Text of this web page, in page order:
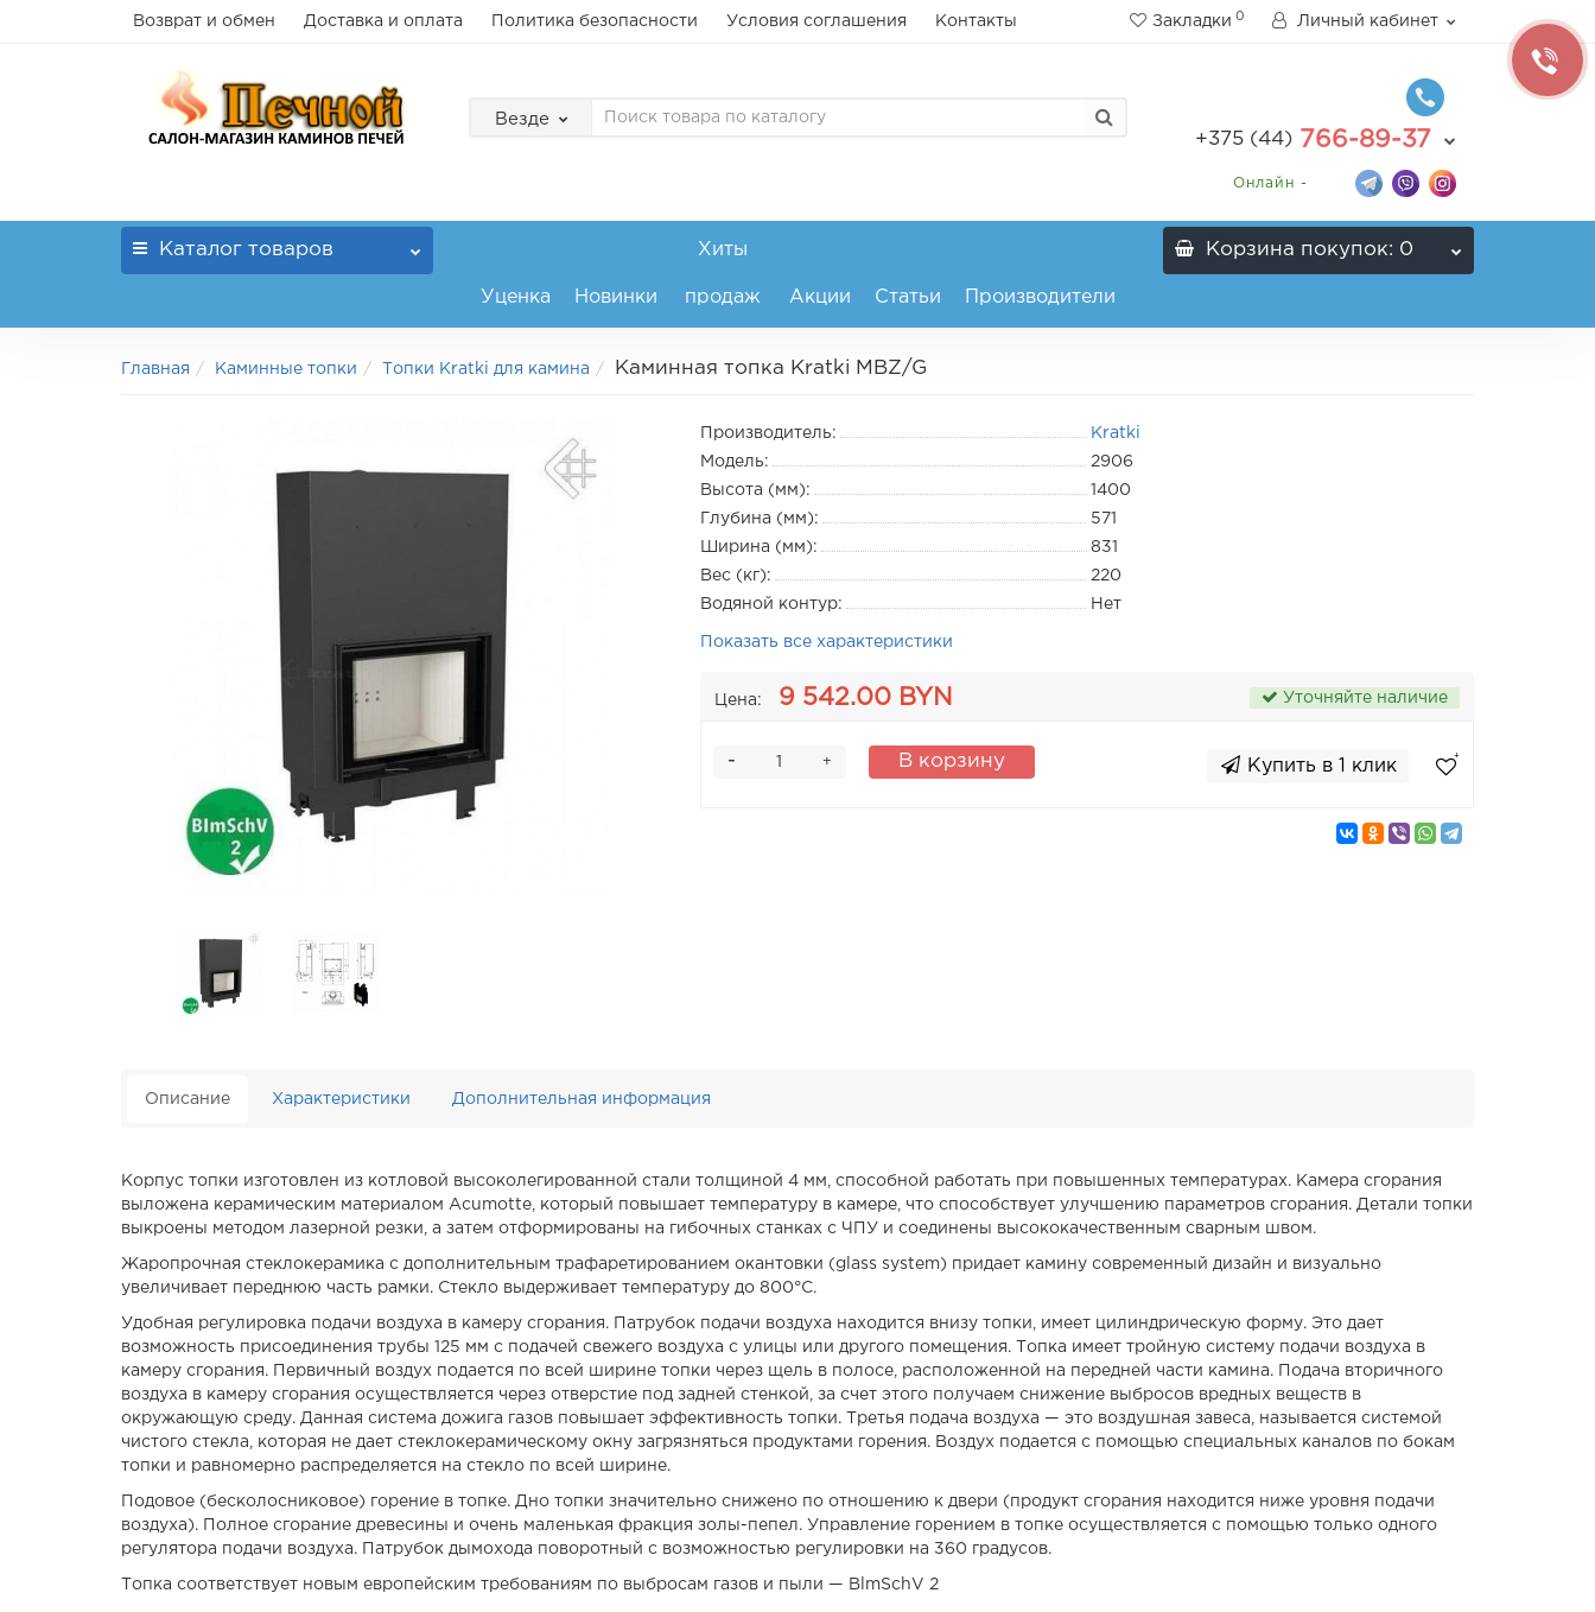
Возврат и обмен Доставка и оплата Политика безопасности Условия соглашения Контакты Закладки 0 Личный кабинет
Везде
+375 (44) 766-89-37
Онлайн -
Каталог товаров
Уценка Новинки
Хиты
продаж Акции Статьи Производители
Корзина покупок: 0
Главная Каминные топки Топки Kratki для камина Каминная топка Kratki MBZ/G
Производитель:
Kratki
Модель:
2906
Высота (мм):
1400
Глубина (мм):
571
Ширина (мм):
831
Вес (кг):
220
Водяной контур:
Нет
Показать все характеристики
Цена: 9 542.00 BYN Уточняйте наличие
+
- В корзину Купить в 1 клик
Описание Характеристики Дополнительная информация
Корпус топки изготовлен из котловой высоколегированной стали толщиной 4 мм, способной работать при повышенных температурах. Камера сгорания
выложена керамическим материалом Acumotte, который повышает температуру в камере, что способствует улучшению параметров сгорания. Детали топки
выкроены методом лазерной резки, а затем отформированы на гибочных станках с ЧПУ и соединены высококачественным сварным швом.
Жаропрочная стеклокерамика с дополнительным трафаретированием окантовки (glass system) придает камину современный дизайн и визуально
увеличивает переднюю часть рамки. Стекло выдерживает температуру до 800°C.
Удобная регулировка подачи воздуха в камеру сгорания. Патрубок подачи воздуха находится внизу топки, имеет цилиндрическую форму. Это дает
возможность присоединения трубы 125 мм с подачей свежего воздуха с улицы или другого помещения. Топка имеет тройную систему подачи воздуха в
камеру сгорания. Первичный воздух подается по всей ширине топки через щель в полосе, расположенной на передней части камина. Подача вторичного
воздуха в камеру сгорания осуществляется через отверстие под задней стенкой, за счет этого получаем снижение выбросов вредных веществ в
окружающую среду. Данная система дожига газов повышает эффективность топки. Третья подача воздуха — это воздушная завеса, называется системой
чистого стекла, которая не дает стеклокерамическому окну загрязняться продуктами горения. Воздух подается с помощью специальных каналов по бокам
топки и равномерно распределяется на стекло по всей ширине.
Подовое (бесколосниковое) горение в топке. Дно топки значительно снижено по отношению к двери (продукт сгорания находится ниже уровня подачи
воздуха). Полное сгорание древесины и очень маленькая фракция золы-пепел. Управление горением в топке осуществляется с помощью только одного
регулятора подачи воздуха. Патрубок дымохода поворотный с возможностью регулировки на 360 градусов.
Топка соответствует новым европейским требованиям по выбросам газов и пыли — BlmSchV 2